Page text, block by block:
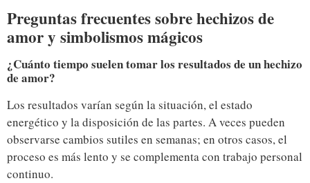
Preguntas frecuentes sobre hechizos de
amor y simbolismos mágicos
¿Cuánto tiempo suelen tomar los resultados de un hechizo
de amor?
Los resultados varían según la situación, el estado
energético y la disposición de las partes. A veces pueden
observarse cambios sutiles en semanas; en otros casos, el
proceso es más lento y se complementa con trabajo personal
continuo.